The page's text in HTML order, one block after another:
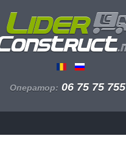
Оператор: 06 75 75 755